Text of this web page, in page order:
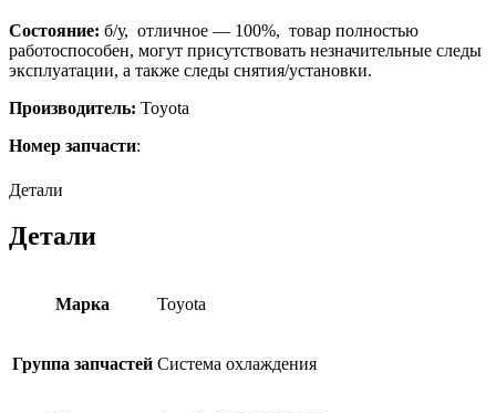
Состояние: б/у, отличное — 100%, товар полностью
работоспособен, могут присутствовать незначительные следы
эксплуатации, а также следы снятия/установки.
Производитель: Toyota
Номер запчасти:
Детали
Детали
Марка Toyota
Группа запчастей Система охлаждения